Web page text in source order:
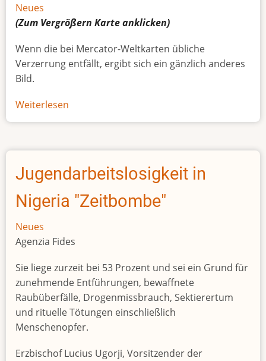
Neues
(Zum Vergrößern Karteanklicken)
Wenn die bei Mercator-Weltkarten übliche
Verzerrung entfällt, ergibt sich ein gänzlich anderes
Bild.
Weiterlesen
Afrikas
Größe
Jugendarbeitslosigkeit in
Nigeria "Zeitbombe"
Neues
Agenzia Fides
Sie liege zurzeit bei 53 Prozent und sei ein Grund für
zunehmende Entführungen, bewaffnete
Raubüberfälle, Drogenmissbrauch, Sektierertum
und rituelle Tötungen einschließlich
Menschenopfer.
Erzbischof Lucius Ugorji, Vorsitzender der